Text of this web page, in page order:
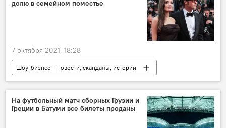
Грузинские дизайнеры покоряют мир моды
долю в семейном поместье
7 октября 2021, 18:28
Шоу-бизнес – новости, скандалы, истории
Анджелина Джоли
Брэд Питт
Зарубежные звезды
На футбольный матч сборных Грузии и
Греции в Батуми все билеты проданы